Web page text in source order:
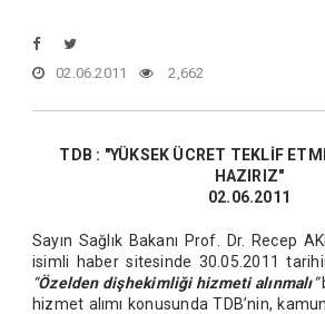
02.06.2011 2,662
TDB : "YÜKSEK ÜCRET TEKLİF
HAZIRIZ"
02.06.2011
Sayın Sağlık Bakanı Prof. Dr. Recep
isimli haber sitesinde 30.05.2011
“Özelden dişhekimliği hizmeti alınmalı”
hizmet alımı konusunda TDB’nin,